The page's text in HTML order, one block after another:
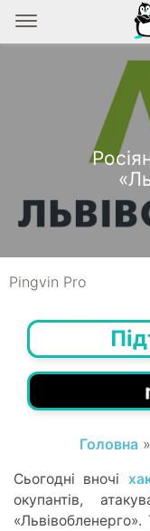
Pingvin Pro
Головна »
Сьогодні вночі
окупантів,